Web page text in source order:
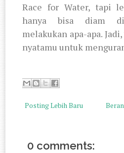
Race for Water, tapi
hanya bisa diam
melakukan apa-apa.
nyatamu untuk
Posting Lebih Baru
0 comments: